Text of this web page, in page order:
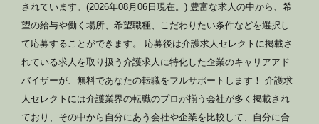
されています。(2026年08月06日現在。) 豊富な求人の中から、希
望の給与や働く場所、希望職種、こだわりたい条件などを選択し
て応募することができます。 応募後は介護求人セレクトに掲載さ
れている求人を取り扱う介護求人に特化した企業のキャリアアド
バイザーが、無料であなたの転職をフルサポートします！ 介護求
人セレクトには介護業界の転職のプロが揃う会社が多く掲載され
ており、その中から自分にあう会社や企業を比較して、自分に合